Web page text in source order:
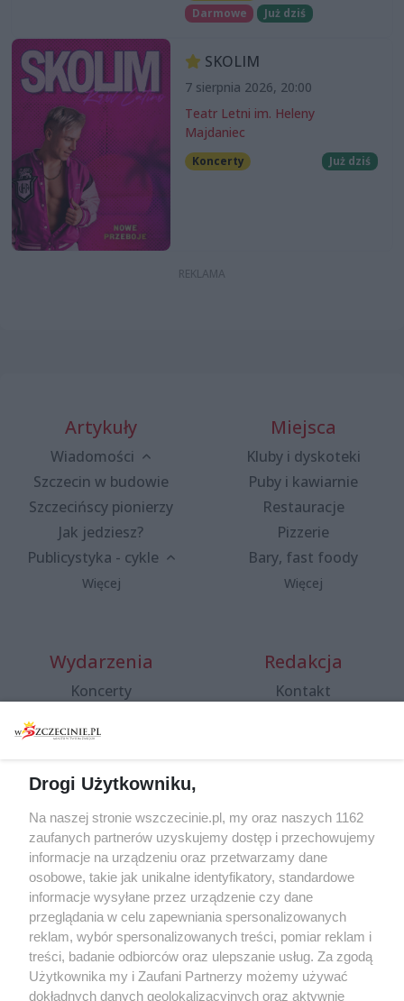
Darmowe
Już dziś
SKOLIM
7 sierpnia 2026, 20:00
Teatr Letni im. Heleny
Majdaniec
Koncerty Już dziś
Artykuły
Wiadomości
Szczecin w budowie
Szczecińscy pionierzy
Jak jedziesz?
Publicystyka - cykle
Więcej
Miejsca
Kluby i dyskoteki
Puby i kawiarnie
Restauracje
Pizzerie
Bary, fast foody
Więcej
Wydarzenia
Koncerty
Spacery i oprowadzania
targi
Wernisaże
Więcej
Redakcja
Kontakt
Specjalny koncert z okazji
20. urodzin portalu
wSzczecinie.pl
Regulamin konkursów
śniadaniówka "Hej
Szczecin! Jest piątek!"
Drogi Użytkowniku,
Na naszej stronie wszczecinie.pl, my oraz naszych 1162
zaufanych partnerów uzyskujemy dostęp i przechowujemy
informacje na urządzeniu oraz przetwarzamy dane
osobowe, takie jak unikalne identyfikatory, standardowe
informacje wysyłane przez urządzenie czy dane
przeglądania w celu zapewniania spersonalizowanych
reklam, wybór spersonalizowanych treści, pomiar reklam i
treści, badanie odbiorców oraz ulepszanie usług. Za zgodą
Użytkownika my i Zaufani Partnerzy możemy używać
dokładnych danych geolokalizacyjnych oraz aktywnie